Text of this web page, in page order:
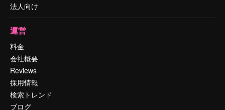
法人向け
運営
料金
会社概要
Reviews
採用情報
検索トレンド
ブログ